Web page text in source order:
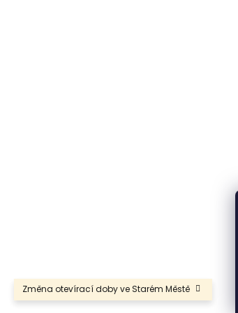
Změna otevírací doby ve Starém Městě